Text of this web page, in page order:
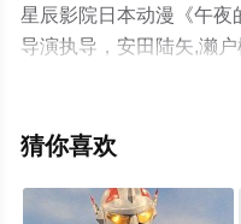
星辰影院日本动漫《午夜
导演执导，安田陆矢,濑
美来,花泽香菜等明星精
集就来星辰影视，更多相
猜你喜欢